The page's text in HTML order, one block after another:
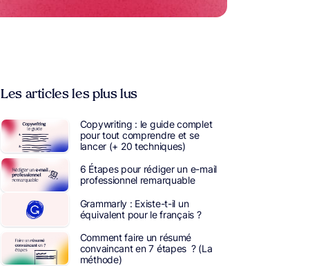
Les articles les plus lus
Copywriting : le guide complet
pour tout comprendre et se
lancer (+ 20 techniques)
6 Étapes pour rédiger un e-mail
professionnel remarquable
Grammarly : Existe-t-il un
équivalent pour le français ?
Comment faire un résumé
convaincant en 7 étapes ? (La
méthode)